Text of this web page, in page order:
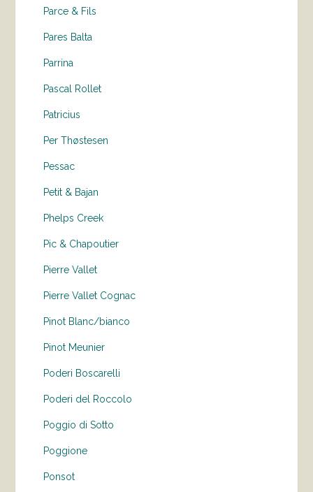
Parce & Fils
Pares Balta
Parrina
Pascal Rollet
Patricius
Per Thøstesen
Pessac
Petit & Bajan
Phelps Creek
Pic & Chapoutier
Pierre Vallet
Pierre Vallet Cognac
Pinot Blanc/bianco
Pinot Meunier
Poderi Boscarelli
Poderi del Roccolo
Poggio di Sotto
Poggione
Ponsot